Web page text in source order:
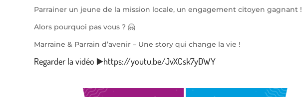
Parrainer un jeune de la mission locale, un engagement citoyen gagnant !
Alors pourquoi pas vous ? 🤗
Marraine & Parrain d’avenir – Une story qui change la vie !
Regarder la vidéo ▶️https://youtu.be/JvXCsk7yDWY